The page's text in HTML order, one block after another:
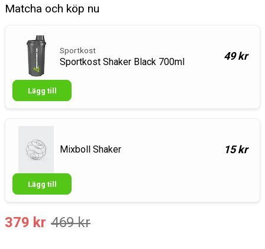
Matcha och köp nu
Sportkost
Sportkost Shaker Black 700ml 49 kr
Lägg till
Mixboll Shaker 15 kr
Lägg till
379 kr 469 kr